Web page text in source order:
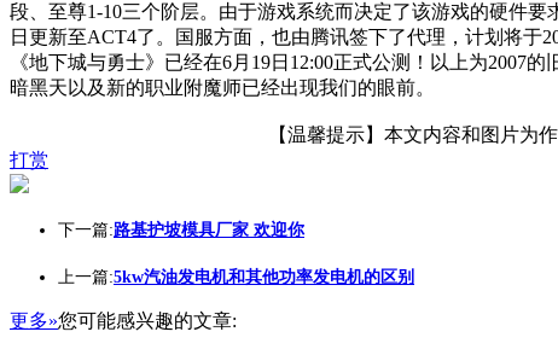
段、至尊1-10三个阶层。由于游戏系统而决定了该游戏的硬件
日更新至ACT4了。国服方面，也由腾讯签下了代理，计划将于
《地下城与勇士》已经在6月19日12:00正式公测！以上为2007
暗黑天以及新的职业附魔师已经出现我们的眼前。
【温馨提示】本文内容和图片为
打赏
下一篇:路基护坡模具厂家 欢迎你
上一篇:5kw汽油发电机和其他功率发电机的区别
更多»您可能感兴趣的文章: